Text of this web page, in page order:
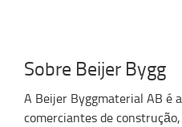
Sobre Beijer Bygg
A Beijer Byggmaterial AB é
comerciantes de